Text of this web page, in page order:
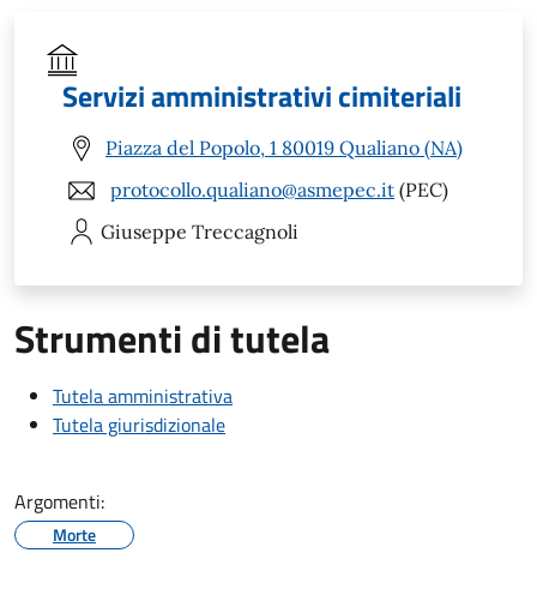
Servizi amministrativi cimiteriali
Piazza del Popolo, 1 80019 Qualiano (NA)
protocollo.qualiano@asmepec.it (PEC)
Giuseppe Treccagnoli
Strumenti di tutela
Tutela amministrativa
Tutela giurisdizionale
Argomenti:
Morte